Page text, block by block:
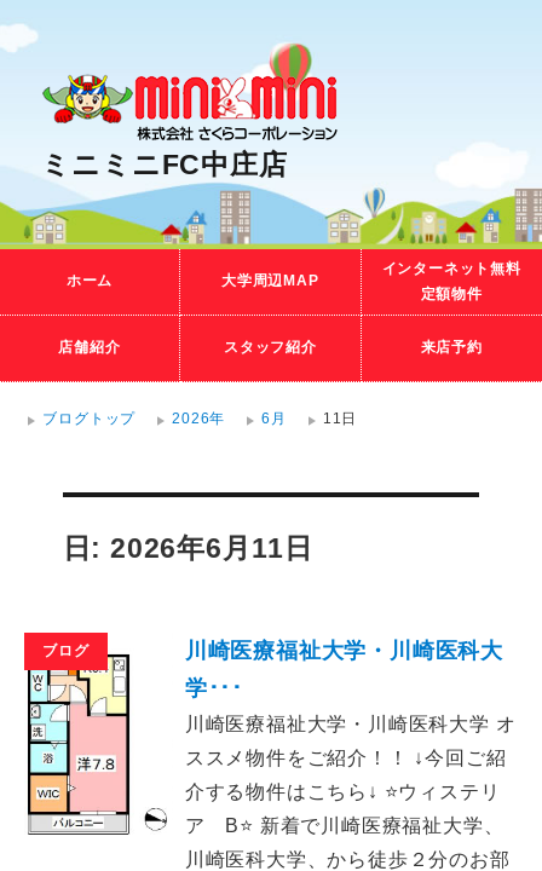
ミニミニFC中庄店
ホーム 大学周辺MAP
インターネット無料
定額物件
店舗紹介 スタッフ紹介 来店予約
ブログトップ 2026年 6月 11日
日: 2026年6月11日
ブログ
川崎医療福祉大学・川崎医科大
学･･･
川崎医療福祉大学・川崎医科大学 オ
ススメ物件をご紹介！！ ↓今回ご紹
介する物件はこちら↓ ⭐ウィステリ
ア B⭐ 新着で川崎医療福祉大学、
川崎医科大学、から徒歩２分のお部